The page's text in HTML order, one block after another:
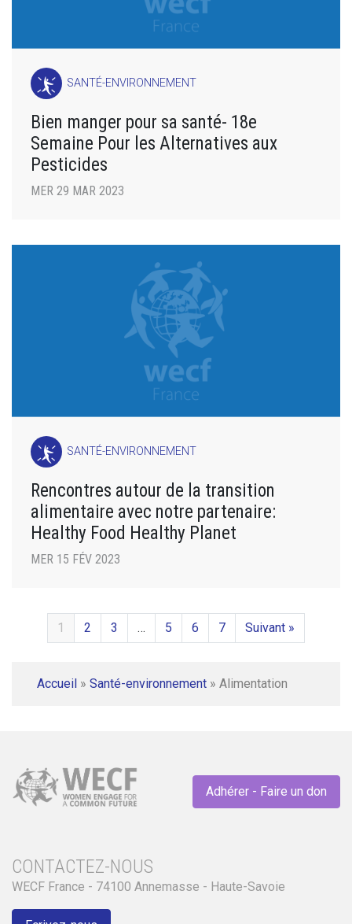
SANTÉ-ENVIRONNEMENT
Bien manger pour sa santé- 18e
Semaine Pour les Alternatives aux
Pesticides
MER 29 MAR 2023
SANTÉ-ENVIRONNEMENT
Rencontres autour de la transition
alimentaire avec notre partenaire:
Healthy Food Healthy Planet
MER 15 FÉV 2023
1 2 3 … 5 6 7 Suivant »
Accueil » Santé-environnement » Alimentation
Adhérer - Faire un don
CONTACTEZ-NOUS
WECF France - 74100 Annemasse - Haute-Savoie